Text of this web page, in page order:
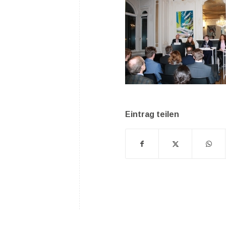
Eintrag teilen